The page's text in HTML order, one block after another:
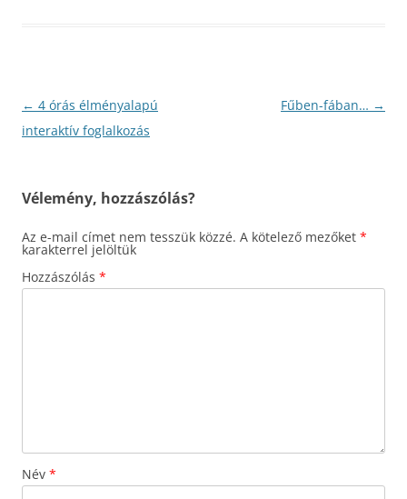
Bejegyzés
navigáció
← 4 órás élményalapú
interaktív foglalkozás
Fűben-fában… →
Vélemény, hozzászólás?
Az e-mail címet nem tesszük közzé. A kötelező mezőket *
karakterrel jelöltük
Hozzászólás *
Név *